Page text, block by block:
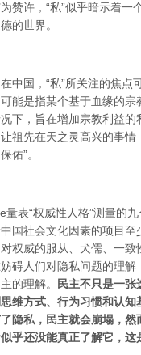
赞许，“私”似乎暗示着一
的世界。
中国，“私”所关注的焦点
能是指某个基于血缘的宗
下，旨在增加宗教利益的
祖先在天之灵高兴的事情
佑”。
量表“权威性人格”测量的九
国社会文化因素的项目至
权威的服从、犬儒、一致
碍人们对隐私问题的理解
的理解。
民主不只是一张
维方式、行为习惯和认知
隐私，民主就会崩塌，然
乎还没能真正了解它，这